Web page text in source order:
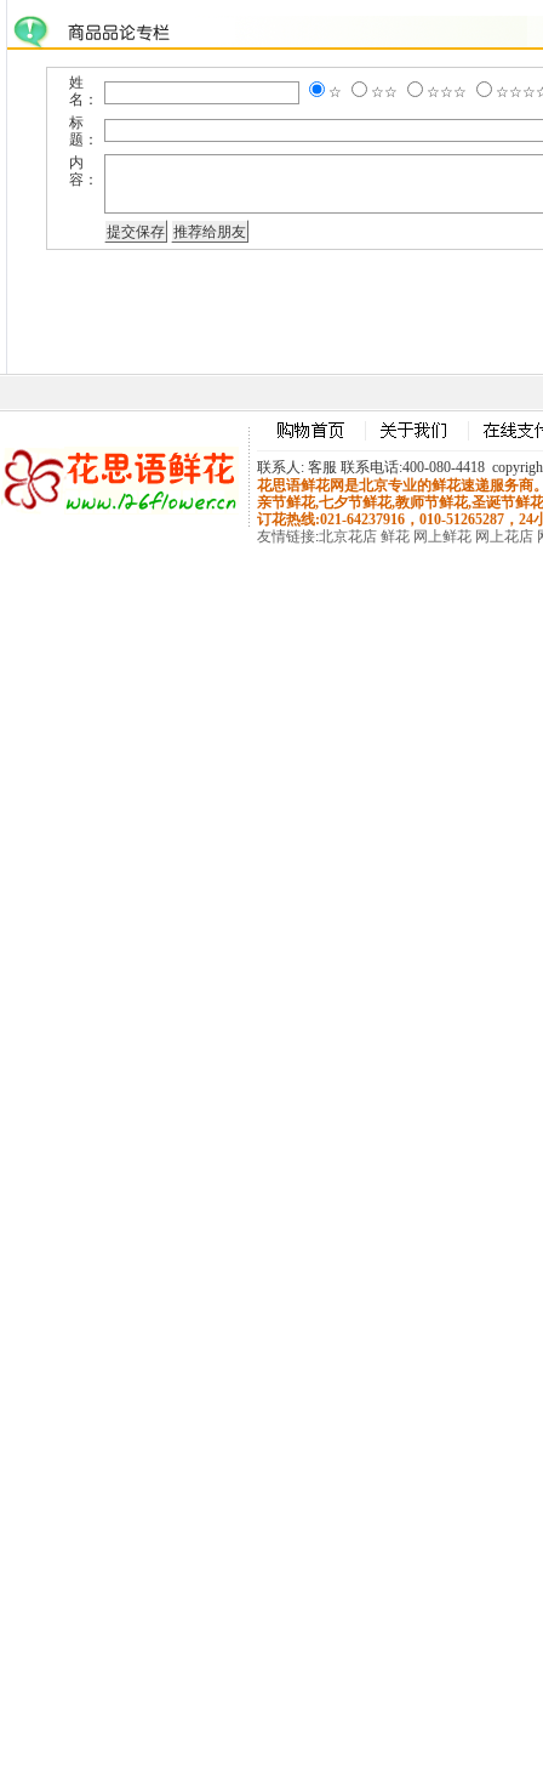
姓
名：
☆ ☆☆ ☆☆☆
标
题：
内
容：
联系人: 客服 联系电话:400-080-4418
花思语鲜花网是北京专业的鲜花速递服务商
亲节鲜花,七夕节鲜花,教师节鲜花,圣诞节鲜
订花热线:021-64237916，010-51265287，24
友情链接:北京花店 鲜花 网上鲜花 网上花店